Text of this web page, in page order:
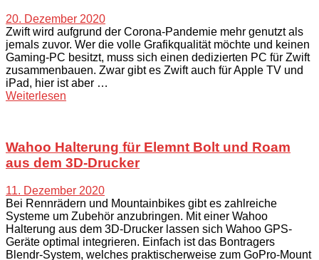
20. Dezember 2020
Zwift wird aufgrund der Corona-Pandemie mehr genutzt als
jemals zuvor. Wer die volle Grafikqualität möchte und keinen
Gaming-PC besitzt, muss sich einen dedizierten PC für Zwift
zusammenbauen. Zwar gibt es Zwift auch für Apple TV und
iPad, hier ist aber …
Weiterlesen
Wahoo Halterung für Elemnt Bolt und Roam
aus dem 3D-Drucker
11. Dezember 2020
Bei Rennrädern und Mountainbikes gibt es zahlreiche
Systeme um Zubehör anzubringen. Mit einer Wahoo
Halterung aus dem 3D-Drucker lassen sich Wahoo GPS-
Geräte optimal integrieren. Einfach ist das Bontragers
Blendr-System, welches praktischerweise zum GoPro-Mount